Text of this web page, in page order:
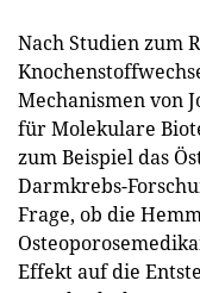
Nach Studien zum
Mechanismen von
für Molekulare
zum Beispiel das
Darmkrebs-
Frage, ob die
Effekt auf die